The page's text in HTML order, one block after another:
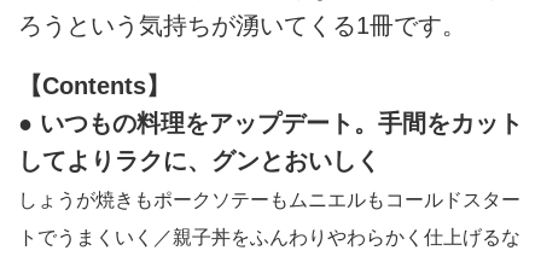
ろうという気持ちが湧いてくる1冊です。
【Contents】
● いつもの料理をアップデート。手間をカット
してよりラクに、グンとおいしく
しょうが焼きもポークソテーもムニエルもコールドスター
トでうまくいく／親子丼をふんわりやわらかく仕上げるな